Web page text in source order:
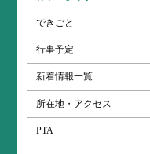
できごと
行事予定
新着情報一覧
所在地・アクセス
PTA